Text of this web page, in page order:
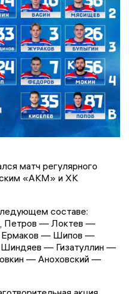
матч регулярного
«АКМ» и ХК
составе:
Петров — Локтев —
Ермаков — Шипов —
— Гизатуллин —
— Аноховский —